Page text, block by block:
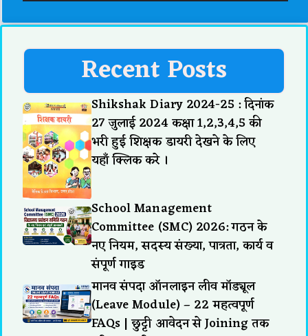
Recent Posts
Shikshak Diary 2024-25 : दिनांक
27 जुलाई 2024 कक्षा 1,2,3,4,5 की
भरी हुई शिक्षक डायरी देखने के लिए
यहाँ क्लिक करे ।
School Management
Committee (SMC) 2026: गठन के
नए नियम, सदस्य संख्या, पात्रता, कार्य व
संपूर्ण गाइड
मानव संपदा ऑनलाइन लीव मॉड्यूल
(Leave Module) – 22 महत्वपूर्ण
FAQs | छुट्टी आवेदन से Joining तक